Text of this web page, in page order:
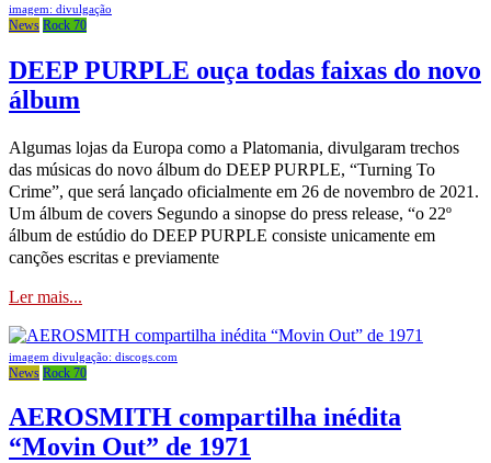
imagem: divulgação
News Rock 70
DEEP PURPLE ouça todas faixas do novo
álbum
Algumas lojas da Europa como a Platomania, divulgaram trechos
das músicas do novo álbum do DEEP PURPLE, “Turning To
Crime”, que será lançado oficialmente em 26 de novembro de 2021.
Um álbum de covers Segundo a sinopse do press release, “o 22º
álbum de estúdio do DEEP PURPLE consiste unicamente em
canções escritas e previamente
Ler mais...
imagem divulgação: discogs.com
News Rock 70
AEROSMITH compartilha inédita
“Movin Out” de 1971